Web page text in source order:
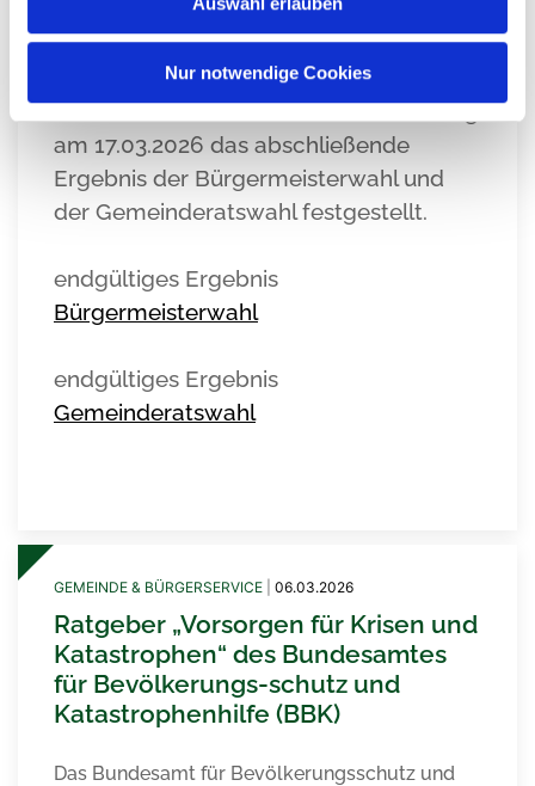
Nur notwendige Cookies
Wahlergebnisse der Kommunalwahl
Der Wahlausschuss hat in seiner Sitzung
am 17.03.2026 das abschließende
Ergebnis der Bürgermeisterwahl und
der Gemeinderatswahl festgestellt.
endgültiges Ergebnis
Bürgermeisterwahl
endgültiges Ergebnis
Gemeinderatswahl
GEMEINDE & BÜRGERSERVICE 06.03.2026
Ratgeber „Vorsorgen für Krisen und
Katastrophen“ des Bundesamtes
für Bevölkerungs-schutz und
Katastrophenhilfe (BBK)
Das Bundesamt für Bevölkerungsschutz und